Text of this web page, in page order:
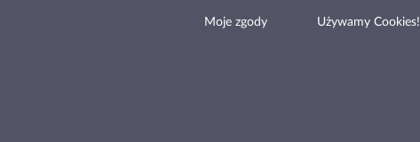
Moje zgody Używamy Cookies!